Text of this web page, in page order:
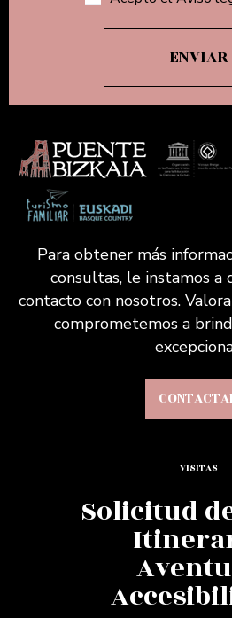
Para obtener más
consultas, le instamos a
contacto con nosotros.
comprometemos a
VISITAS
Solicitud